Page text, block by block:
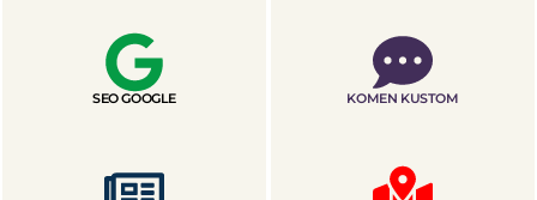
SEO GOOGLE KOMEN KUSTOM